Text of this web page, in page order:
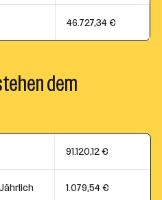
46.727,34 €
dem
91.120,12 €
1.079,54 €